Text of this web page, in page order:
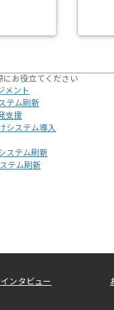
にお役立てください
メント
テム刷新
支援
システム導入
ステム刷新
テム刷新
ンタビュー